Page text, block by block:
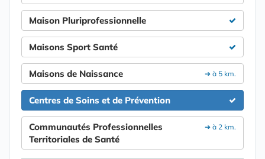
Maison Pluriprofessionnelle
Maisons Sport Santé
➔ à 5 km.
Maisons de Naissance
Centres de Soins et de Prévention
➔ à 2 km.
Communautés Professionnelles
Territoriales de Santé